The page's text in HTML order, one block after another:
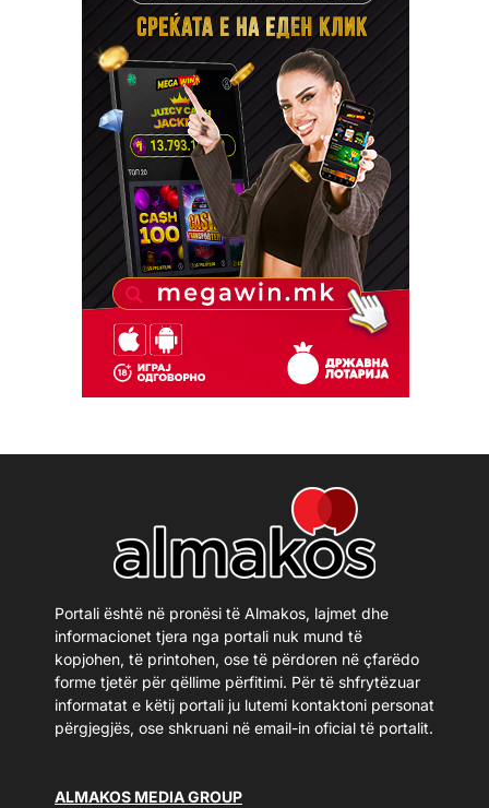
Portali është në pronësi të Almakos, lajmet dhe
informacionet tjera nga portali nuk mund të
kopjohen, të printohen, ose të përdoren në çfarëdo
forme tjetër për qëllime përfitimi. Për të shfrytëzuar
informatat e këtij portali ju lutemi kontaktoni personat
përgjegjës, ose shkruani në email-in oficial të portalit.
ALMAKOS MEDIA GROUP